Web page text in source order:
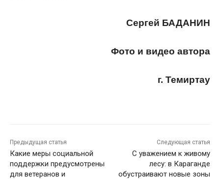
Cергей БАДАНИН
Фото и видео автора
г. Темиртау
Предыдущая статья
Какие меры социальной
поддержки предусмотрены
для ветеранов и
Следующая статья
С уважением к живому
лесу: в Караганде
обустраивают новые зоны